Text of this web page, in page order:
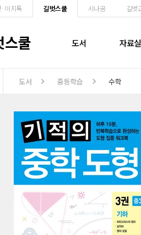
이지톡 길벗스쿨 시나공 길벗
스쿨 도서 자료실
도서 중등학습 수학